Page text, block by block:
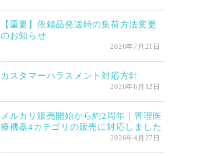
【重要】依頼品発送時の集荷方法変更
のお知らせ
2026年7月21日
カスタマーハラスメント対応方針
2026年6月12日
メルカリ販売開始から約2周年｜管理医
療機器4カテゴリの販売に対応しました
2026年4月27日